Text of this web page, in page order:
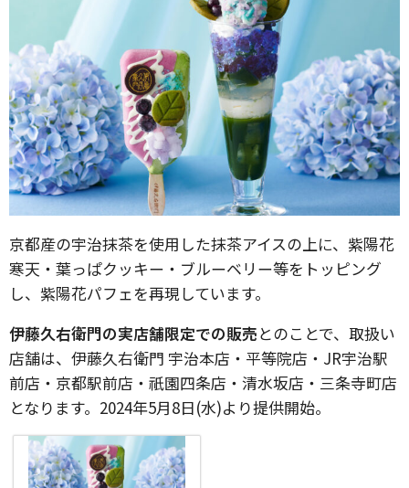
京都産の宇治抹茶を使用した抹茶アイスの上に、紫陽花
寒天・葉っぱクッキー・ブルーベリー等をトッピング
し、紫陽花パフェを再現しています。
伊藤久右衛門の実店舗限定での販売とのことで、取扱い
店舗は、伊藤久右衛門 宇治本店・平等院店・JR宇治駅
前店・京都駅前店・祇園四条店・清水坂店・三条寺町店
となります。2024年5月8日(水)より提供開始。